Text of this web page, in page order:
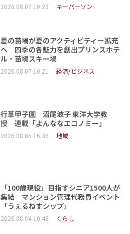
2026.08.07 10:23 キーパーソン
夏の苗場が夏のアクティビティー拡充
へ 四季の各魅力を創出プリンスホテ
ル・苗場スキー場
2026.08.07 10:21 経済/ビジネス
行革甲子園 沼尾波子 東洋大学教
授 連載「よんななエコノミー」
2026.08.05 16:36 地域
「100歳現役」目指すシニア1500人が
集結 マンション管理代務員イベント
「うぇるねすシップ」
2026.08.04 10:48 くらし